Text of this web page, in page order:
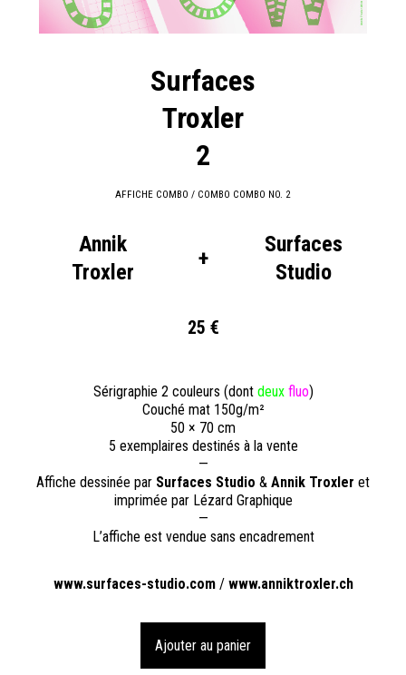
Surfaces
Troxler
2
AFFICHE COMBO / COMBO COMBO NO. 2
Annik
Troxler
+
Surfaces
Studio
25 €
Sérigraphie 2 couleurs (dont deuxfluo)
Couché mat 150g/m²
50 × 70 cm
5 exemplaires destinés à la vente
—
Affiche dessinée par Surfaces Studio & Annik Troxler et
imprimée par Lézard Graphique
—
L’affiche est vendue sans encadrement
www.surfaces-studio.com/ www.anniktroxler.ch